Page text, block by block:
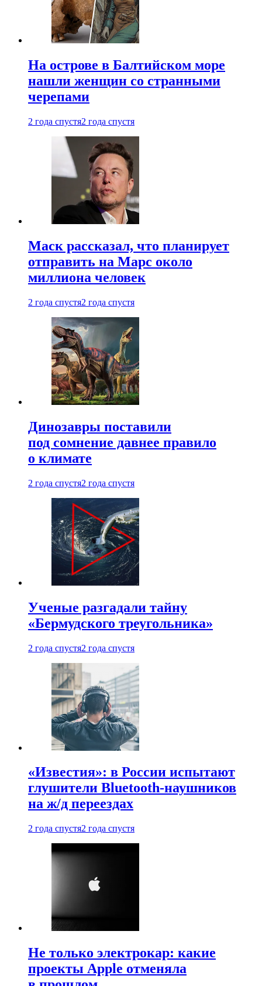
На острове в Балтийском море
нашли женщин со странными
черепами
2 года спустя2 года спустя
Маск рассказал, что планирует
отправить на Марс около
миллиона человек
2 года спустя2 года спустя
Динозавры поставили
под сомнение давнее правило
о климате
2 года спустя2 года спустя
Ученые разгадали тайну
«Бермудского треугольника»
2 года спустя2 года спустя
«Известия»: в России испытают
глушители Bluetooth-наушников
на ж/д переездах
2 года спустя2 года спустя
Не только электрокар: какие
проекты Apple отменяла